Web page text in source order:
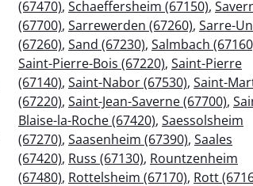
(67470), Schaeffersheim (67150),
(67700), Sarrewerden (67260), Sarre-
(67260), Sand (67230), Salmbach
Saint-Pierre-Bois (67220), Saint-Pierre
(67140), Saint-Nabor (67530), Saint-
(67220), Saint-Jean-Saverne (67700),
Blaise-la-Roche (67420), Saessolsheim
(67270), Saasenheim (67390), Saales
(67420), Russ (67130), Rountzenheim
(67480), Rottelsheim (67170), Rott